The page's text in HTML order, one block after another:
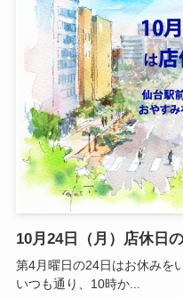
10月24日（月）店休日
第4月曜日の24日はお休みを
いつも通り、10時か...